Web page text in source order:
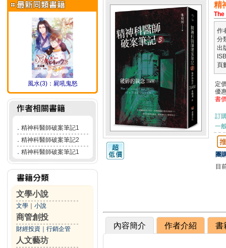
風水(3)：屍吼鬼怒
． 精神科醫師破案筆記1
． 精神科醫師破案筆記2
． 精神科醫師破案筆記1
文學小說
文學 小說
商管創投
財經投資 行銷企管
人文藝坊
精
The
作
分
出
頁
定
優
書
訂
一
團
目
內容簡介 作者介紹 書